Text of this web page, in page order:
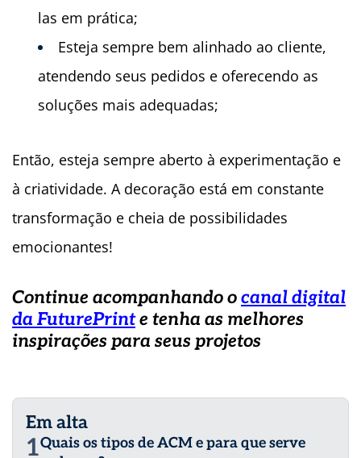
las em prática;
Esteja sempre bem alinhado ao cliente,
atendendo seus pedidos e oferecendo as
soluções mais adequadas;
Então, esteja sempre aberto à experimentação e
à criatividade. A decoração está em constante
transformação e cheia de possibilidades
emocionantes!
Continue acompanhando ocanal digital
da FuturePrinte tenha as melhores
inspirações para seus projetos
Em alta
1Quais os tipos de ACM e para que serve